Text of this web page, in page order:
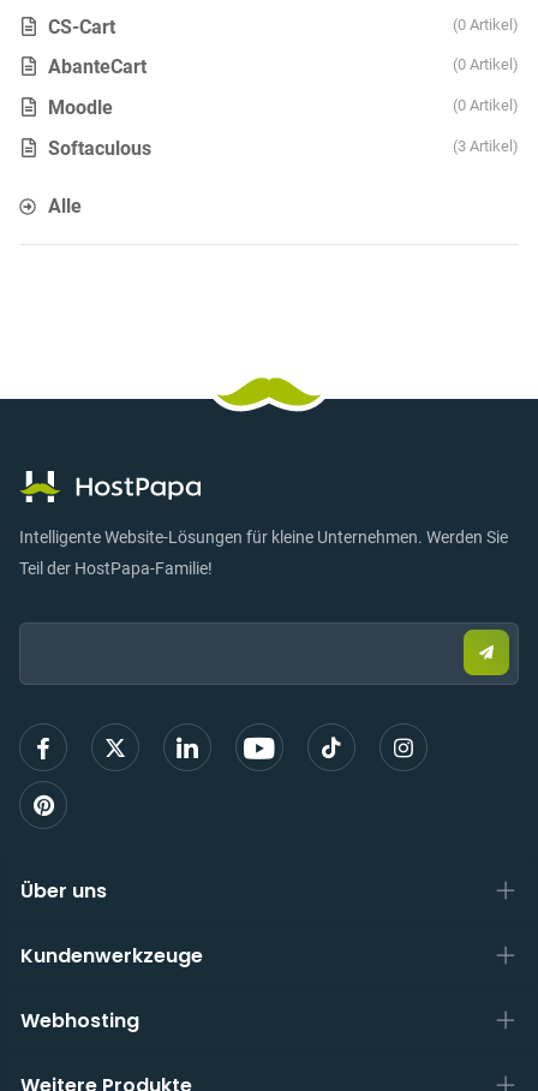
CS-Cart 0 Artikel
AbanteCart 0 Artikel
Moodle 0 Artikel
Softaculous 3 Artikel
Alle
Intelligente Website-Lösungen für kleine Unternehmen. Werden Sie
Teil der HostPapa-Familie!
Email:
Sie
E-
Über uns
Kundenwerkzeuge
Webhosting
Weitere Produkte